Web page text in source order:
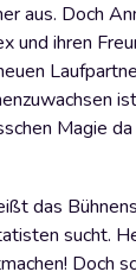
aus. Doch
und ihren
Magie
das
sucht.
Doch